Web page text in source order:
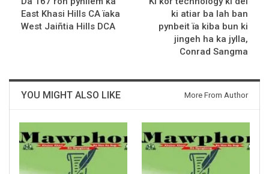
East Khasi Hills CA ïaka
West Jaiñtia Hills DCA
ki atiar ba lah ban
pynbeit ïa kiba bun ki
jingeh ha ka jylla,
Conrad Sangma
YOU MIGHT ALSO LIKE More From Author